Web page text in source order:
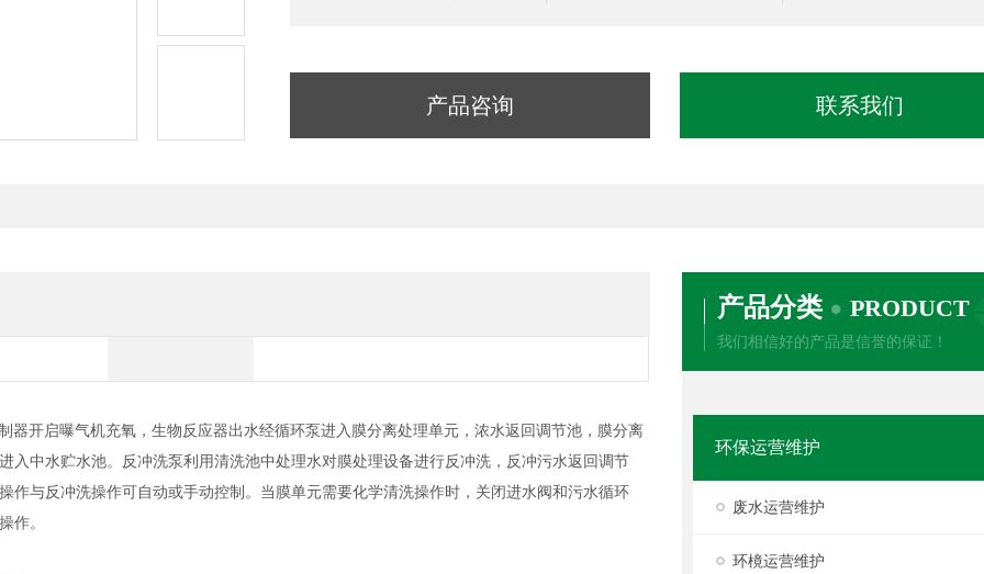
产品咨询 联系我们
产品分类 PRODUCT
我们相信好的产品是信誉的保证！
环保运营维护
废水运营维护
环樈运营维护
开启曝气机充氧，生物反应器出水经循环泵进入膜分离处理单元，浓水返回调节池，膜分离
入中水贮水池。反冲洗泵利用清洗池中处理水对膜处理设备进行反冲洗，反冲污水返回调节
作与反冲洗操作可自动或手动控制。当膜单元需要化学清洗操作时，关闭进水阀和污水循环
作。